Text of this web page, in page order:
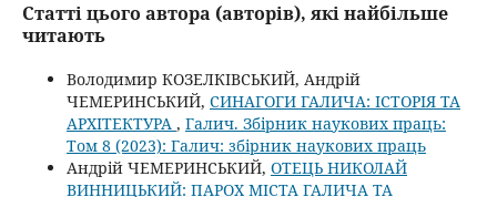
Статті цього автора (авторів), які найбільше
читають
Володимир КОЗЕЛКІВСЬКИЙ, Андрій
ЧЕМЕРИНСЬКИЙ, СИНАГОГИ ГАЛИЧА: ІСТОРІЯ ТА
АРХІТЕКТУРА , Галич. Збірник наукових праць:
Том 8 (2023): Галич: збірник наукових праць
Андрій ЧЕМЕРИНСЬКИЙ, ОТЕЦЬ НИКОЛАЙ
ВИННИЦЬКИЙ: ПАРОХ МІСТА ГАЛИЧА ТА